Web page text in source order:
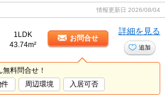
情報更新日 2026/08/04
1LDK
43.74m²
お問合せ
詳細を見る
追加
料問合せ！
件 周辺環境 入居可否